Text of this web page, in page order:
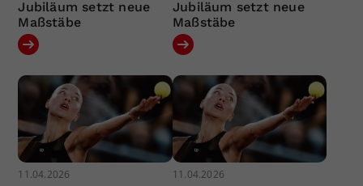
Jubiläum setzt neue
Maßstäbe
Jubiläum setzt neue
Maßstäbe
11.04.2026 11.04.2026